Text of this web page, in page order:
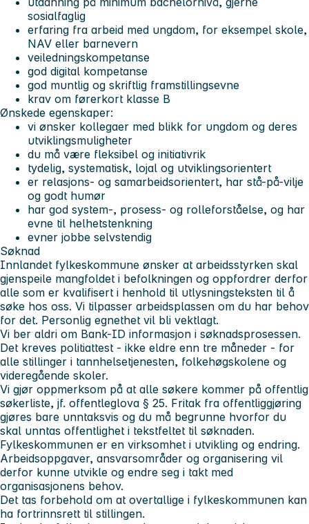
sosialfaglig
erfaring fra arbeid med ungdom, for eksempel skole,
NAV eller barnevern
veiledningskompetanse
god digital kompetanse
god muntlig og skriftlig framstillingsevne
krav om førerkort klasse B
Ønskede egenskaper:
vi ønsker kollegaer med blikk for ungdom og deres
utviklingsmuligheter
du må være fleksibel og initiativrik
tydelig, systematisk, lojal og utviklingsorientert
er relasjons- og samarbeidsorientert, har stå-på-vilje
og godt humør
har god system-, prosess- og rolleforståelse, og har
evne til helhetstenkning
evner jobbe selvstendig
Søknad
Innlandet fylkeskommune ønsker at arbeidsstyrken skal
gjenspeile mangfoldet i befolkningen og oppfordrer derfor
alle som er kvalifisert i henhold til utlysningsteksten til å
søke hos oss. Vi tilpasser arbeidsplassen om du har behov
for det. Personlig egnethet vil bli vektlagt.
Vi ber aldri om Bank-ID informasjon i søknadsprosessen.
Det kreves politiattest - ikke eldre enn tre måneder - for
alle stillinger i tannhelsetjenesten, folkehøgskolene og
videregående skoler.
Vi gjør oppmerksom på at alle søkere kommer på offentlig
søkerliste, jf. offentleglova § 25. Fritak fra offentliggjøring
gjøres bare unntaksvis og du må begrunne hvorfor du
skal unntas offentlighet i tekstfeltet til søknaden.
Fylkeskommunen er en virksomhet i utvikling og endring.
Arbeidsoppgaver, ansvarsområder og organisering vil
derfor kunne utvikle og endre seg i takt med
organisasjonens behov.
Det tas forbehold om at overtallige i fylkeskommunen kan
ha fortrinnsrett til stillingen.